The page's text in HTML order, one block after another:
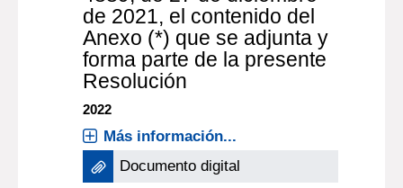
de 2021, el contenido del
Anexo (*) que se adjunta y
forma parte de la presente
Resolución
2022
Más información...
Documento digital